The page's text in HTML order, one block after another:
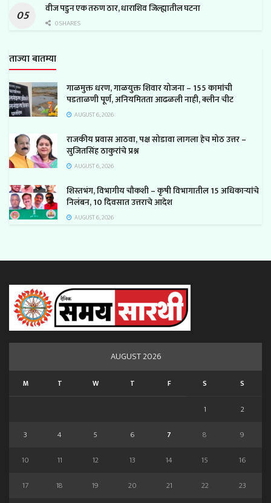
वीज पडुन एक तरुण ठार, धाराशिव जिल्ह्यातील घटना
0 SHARES
ताज्या बातम्या
गाळमुक्त धरण, गाळयुक्त शिवार योजना – 155 कामांची
पडताळणी पूर्ण, अनियमितता आढळली नाही, क्लीन चीट
AUGUST 6, 2026
राजकीय प्रवास आठवा, पक्ष सोडावा लागला हेच मोठ उत्तर –
सुजितसिंह ठाकुरांचे प्रश्न
AUGUST 6, 2026
शिस्तभंग, विभागीय चौकशी – कृषी विभागातील 15 अधिकाऱ्यांचे
निलंबन, 10 दिवसात उत्तराचे आदेश
AUGUST 6, 2026
AUGUST 2026
M T W T F S S
1
2
3
4 5 6 7 8
9
10
11 12 13 14 15
16
17
18 19 20 21 22
23